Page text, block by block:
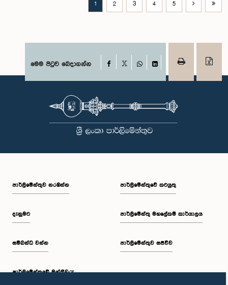
1 2 3 4 5
මෙම පිටුව බෙදාගන්න Facebook
WhatsAppLinkedIn
පාර්ලි‌මේන්තුව නරඹන්න
දැනුමට
සම්බන්ධ වන්න
පාර්ලි‌මේන්තුවේ මන්ත්‍රීවරු
පාර්ලිමේන්තුවේ කටයුතු
පාර්ලිමේන්තු මහලේකම් කාර්යාලය
පාර්ලිමේන්තුව සජීවීව